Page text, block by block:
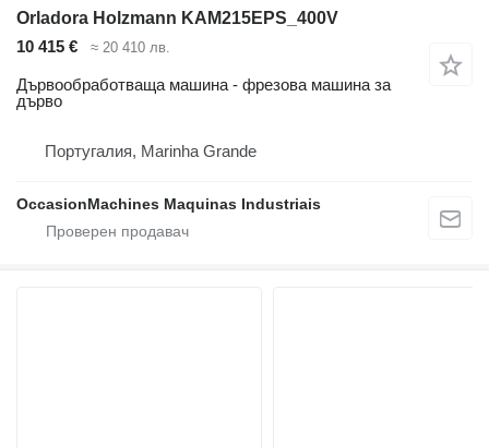
Orladora Holzmann KAM215EPS_400V
10 415 €
≈ 20 410 лв.
Дървообработваща машина - фрезова машина за
дърво
Португалия, Marinha Grande
OccasionMachines Maquinas Industriais